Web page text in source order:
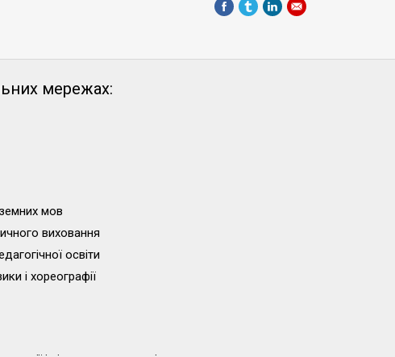
мережах:
мов
виховання
освіти
і хореографії